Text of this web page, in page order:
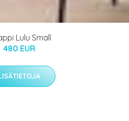
Lulu Small
480 EUR